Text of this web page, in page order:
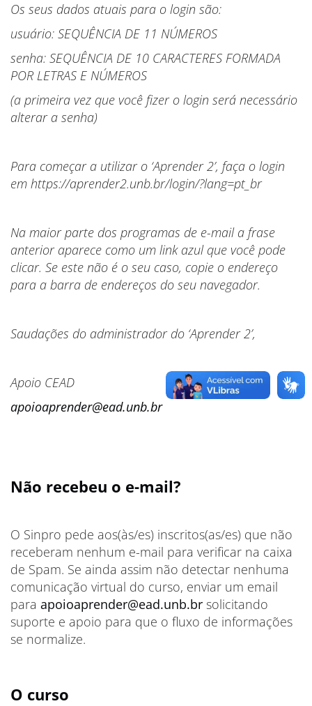
Os seus dados atuais para o login são:
usuário: SEQUÊNCIA DE 11 NÚMEROS
senha: SEQUÊNCIA DE 10 CARACTERES FORMADA
POR LETRAS E NÚMEROS
(a primeira vez que você fizer o login será necessário
alterar a senha)
Para começar a utilizar o ‘Aprender 2’, faça o login
em https://aprender2.unb.br/login/?lang=pt_br
Na maior parte dos programas de e-mail a frase
anterior aparece como um link azul que você pode
clicar. Se este não é o seu caso, copie o endereço
para a barra de endereços do seu navegador.
Saudações do administrador do ‘Aprender 2’,
Apoio CEAD
apoioaprender@ead.unb.br
Não recebeu o e-mail?
O Sinpro pede aos(às/es) inscritos(as/es) que não
receberam nenhum e-mail para verificar na caixa
de Spam. Se ainda assim não detectar nenhuma
comunicação virtual do curso, enviar um email
para apoioaprender@ead.unb.br solicitando
suporte e apoio para que o fluxo de informações
se normalize.
O curso